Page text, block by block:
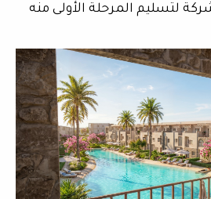
لتسليم المرحلة الأولى منه